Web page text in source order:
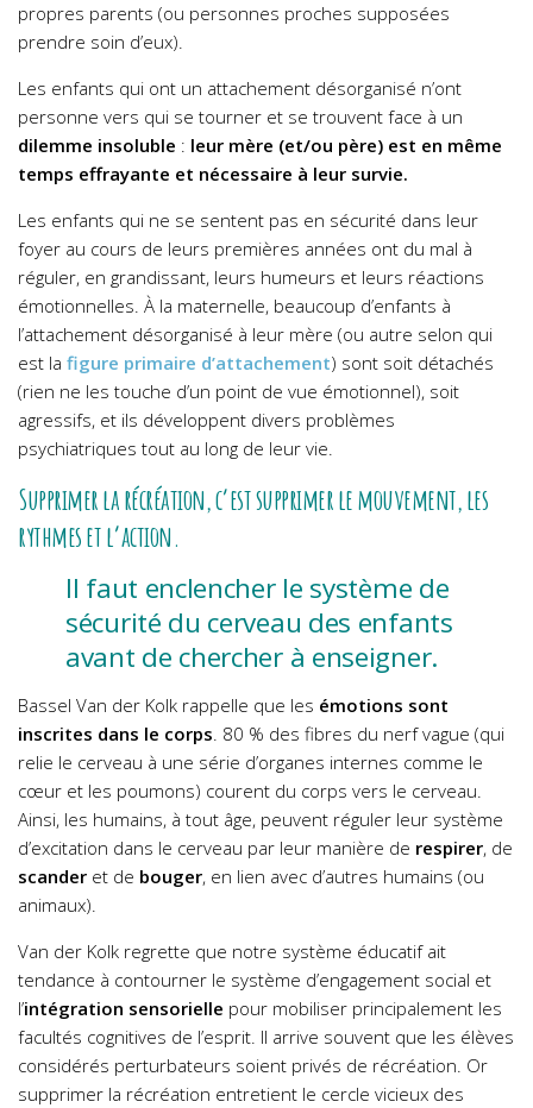
propres parents (ou personnes proches supposées
prendre soin d’eux).
Les enfants qui ont un attachement désorganisé n’ont
personne vers qui se tourner et se trouvent face à un
dilemme insoluble : leur mère (et/ou père) est en même
temps effrayante et nécessaire à leur survie.
Les enfants qui ne se sentent pas en sécurité dans leur
foyer au cours de leurs premières années ont du mal à
réguler, en grandissant, leurs humeurs et leurs réactions
émotionnelles. À la maternelle, beaucoup d’enfants à
l’attachement désorganisé à leur mère (ou autre selon qui
est la figure primaire d’attachement) sont soit détachés
(rien ne les touche d’un point de vue émotionnel), soit
agressifs, et ils développent divers problèmes
psychiatriques tout au long de leur vie.
Supprimer la récréation, c’est supprimer le mouvement, les
rythmes et l’action.
Il faut enclencher le système de
sécurité du cerveau des enfants
avant de chercher à enseigner.
Bassel Van der Kolk rappelle que les émotions sont
inscrites dans le corps. 80 % des fibres du nerf vague (qui
relie le cerveau à une série d’organes internes comme le
cœur et les poumons) courent du corps vers le cerveau.
Ainsi, les humains, à tout âge, peuvent réguler leur système
d’excitation dans le cerveau par leur manière de respirer, de
scander et de bouger, en lien avec d’autres humains (ou
animaux).
Van der Kolk regrette que notre système éducatif ait
tendance à contourner le système d’engagement social et
l’intégration sensorielle pour mobiliser principalement les
facultés cognitives de l’esprit. Il arrive souvent que les élèves
considérés perturbateurs soient privés de récréation. Or
supprimer la récréation entretient le cercle vicieux des